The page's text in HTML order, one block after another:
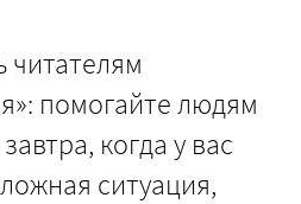
читателям
помогайте людям
когда у вас
ситуация,